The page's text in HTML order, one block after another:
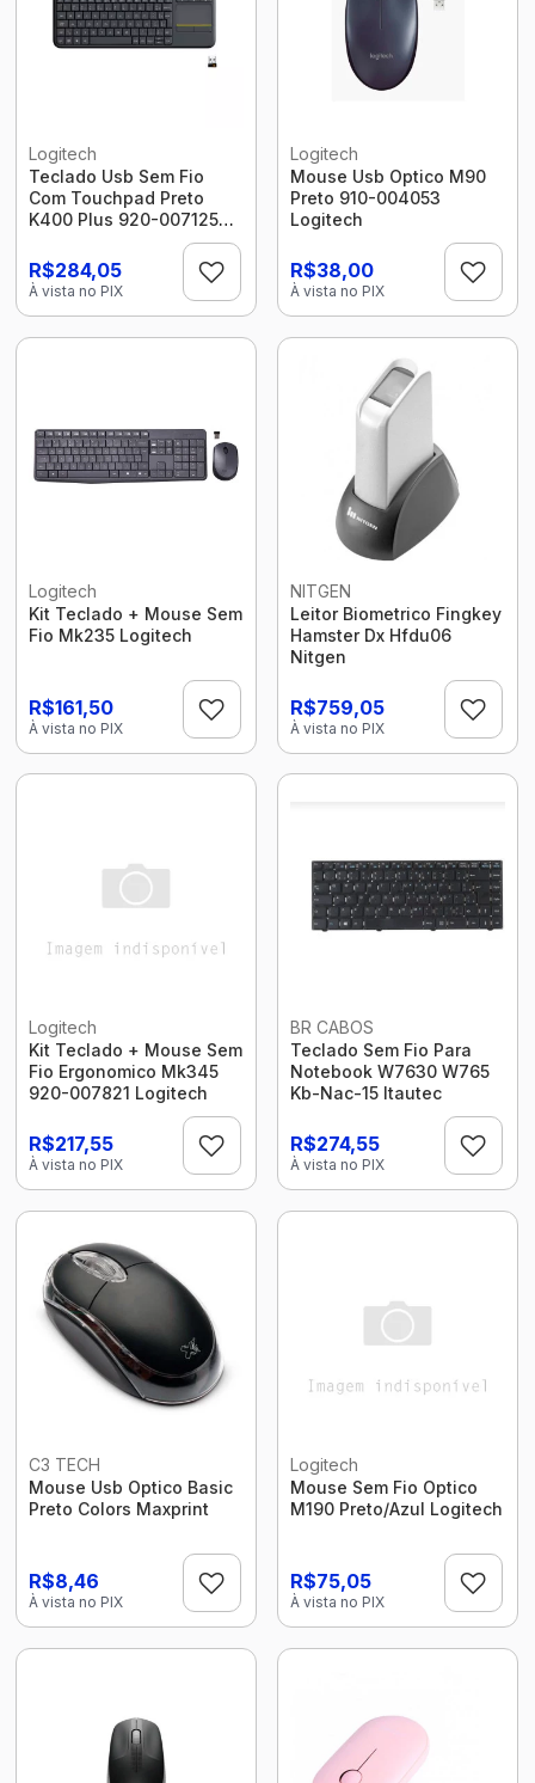
Logitech
Teclado Usb Sem Fio
Com Touchpad Preto
K400 Plus 920-007125
R$284,05
À vista no PIX
Logitech
Mouse Usb Optico M90
Preto 910-004053
Logitech
R$38,00
À vista no PIX
Logitech
Kit Teclado + Mouse Sem
Fio Mk235 Logitech
R$161,50
À vista no PIX
NITGEN
Leitor Biometrico Fingkey
Hamster Dx Hfdu06
Nitgen
R$759,05
À vista no PIX
Logitech
Kit Teclado + Mouse Sem
Fio Ergonomico Mk345
920-007821 Logitech
R$217,55
À vista no PIX
BR CABOS
Teclado Sem Fio Para
Notebook W7630 W765
Kb-Nac-15 Itautec
R$274,55
À vista no PIX
C3 TECH
Mouse Usb Optico Basic
Preto Colors Maxprint
R$8,46
À vista no PIX
Logitech
Mouse Sem Fio Optico
M190 Preto/Azul Logitech
R$75,05
À vista no PIX